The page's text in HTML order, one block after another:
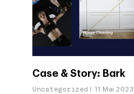
Case & Story: Bark
Uncategorized 11 Mai 2023